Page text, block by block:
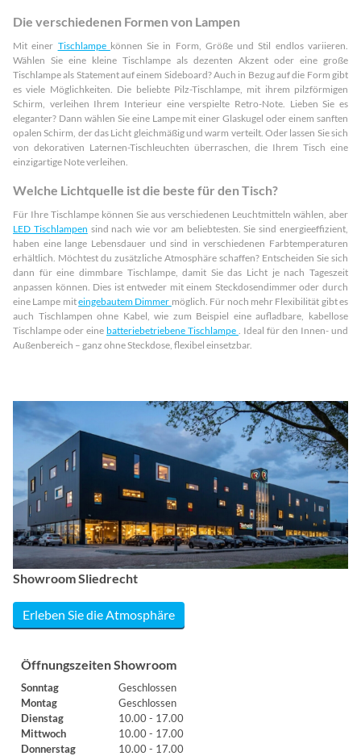
Die verschiedenen Formen von Lampen
Mit einer Tischlampe können Sie in Form, Größe und Stil endlos variieren.
Wählen Sie eine kleine Tischlampe als dezenten Akzent oder eine große
Tischlampe als Statement auf einem Sideboard? Auch in Bezug auf die Form gibt
es viele Möglichkeiten. Die beliebte Pilz-Tischlampe, mit ihrem pilzförmigen
Schirm, verleihen Ihrem Interieur eine verspielte Retro-Note. Lieben Sie es
eleganter? Dann wählen Sie eine Lampe mit einer Glaskugel oder einem sanften
opalen Schirm, der das Licht gleichmäßig und warm verteilt. Oder lassen Sie sich
von dekorativen Laternen-Tischleuchten überraschen, die Ihrem Tisch eine
einzigartige Note verleihen.
Welche Lichtquelle ist die beste für den Tisch?
Für Ihre Tischlampe können Sie aus verschiedenen Leuchtmitteln wählen, aber
LED Tischlampen sind nach wie vor am beliebtesten. Sie sind energieeffizient,
haben eine lange Lebensdauer und sind in verschiedenen Farbtemperaturen
erhältlich. Möchtest du zusätzliche Atmosphäre schaffen? Entscheiden Sie sich
dann für eine dimmbare Tischlampe, damit Sie das Licht je nach Tageszeit
anpassen können. Dies ist entweder mit einem Steckdosendimmer oder durch
eine Lampe miteingebautem Dimmer möglich. Für noch mehr Flexibilität gibt es
auch Tischlampen ohne Kabel, wie zum Beispiel eine aufladbare, kabellose
Tischlampe oder eine batteriebetriebene Tischlampe
. Ideal für den Innen- und
Außenbereich – ganz ohne Steckdose, flexibel einsetzbar.
Showroom Sliedrecht
Erleben Sie die Atmosphäre
Öffnungszeiten Showroom
Sonntag
Geschlossen
Montag
Geschlossen
Dienstag
10.00 - 17.00
Mittwoch
10.00 - 17.00
Donnerstag
10.00 - 17.00